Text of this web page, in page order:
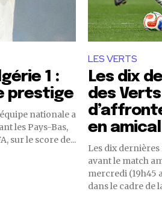
1 :
prestige
nationale a
les Pays-Bas,
sur le score de...
LES VERTS
Les dix
des
en amical
Les dix
avant le match
mercredi (19h45
dans le cadre de